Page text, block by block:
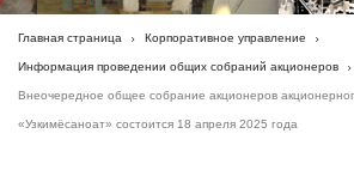
Главная страница Корпоративное управление
Информация проведении общих собраний акционеров
Внеочередное общее собрание акционеров
«Узкимёсаноат» состоится 18 апреля 2025 года